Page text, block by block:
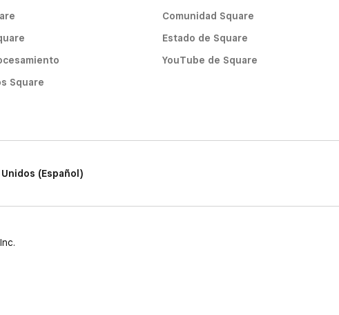
Square
Comunidad Square
Estado de Square
YouTube de Square
(Español)